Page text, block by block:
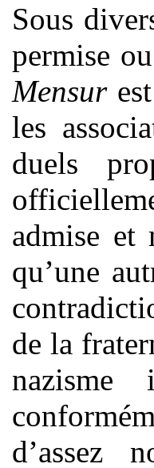
Sous
permise
Mensurest
les
duels
admise et
qu’une
de la
d’assez